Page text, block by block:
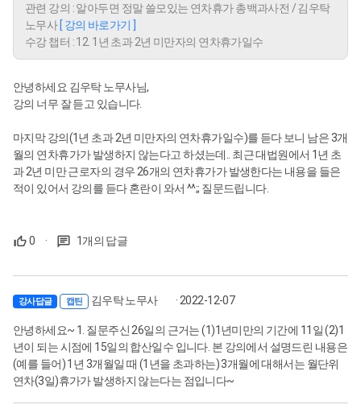
관련 강의 : 알아두면 정말 쓸모있는 연차휴가 총백과사전 / 김우탁
노무사 [ 강의 바로가기 ]
수강 챕터 : 12. 1년 초과 2년 미만자의 연차휴가일수
안녕하세요 김우탁 노무사님,
강의 너무 잘 듣고 있습니다.
마지막 강의(1년 초과 2년 미만자의 연차휴가일수)를 듣다 보니 남은 3개
월의 연차휴가가 발생하지 않는다고 하셨는데.. 최근 대법원에서 1년 초
과 2년 미만 근로자의 경우 26개의 연차휴가가 발생한다는 내용을 들은
적이 있어서 강의를 듣다 혼란이 와서 ^^;; 질문드립니다.
0 · 1개의 답글
강사답글 캡틴 김우탁 노무사 · 2022-12-07
안녕하세요~ 1. 질문주신 26일의 근거는 (1)1년미만의 기간에 11일 (2)1
년이 되는 시점에 15일의 합산일수 입니다. 본 강의에서 설명드린 내용은
(예를 들어) 1년 3개월일 때 (1년을 초과하는) 3개월에 대해서는 월단위
연차(3일)휴가가 발생하지 않는다는 점입니다~